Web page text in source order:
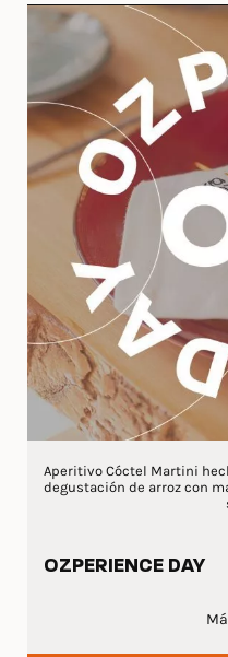
Aperitivo Cóctel Martini
degustación de arroz con
OZPERIENCE DAY